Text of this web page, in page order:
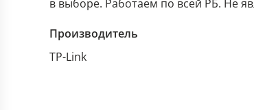
в выборе. Работаем по всей РБ. Не
Производитель
TP-Link